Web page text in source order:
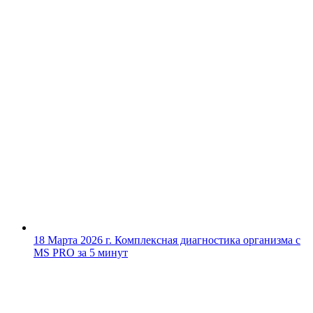
18 Марта 2026 г. Комплексная диагностика организма с
MS PRO за 5 минут